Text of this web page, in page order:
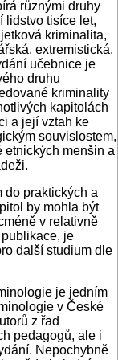
různými druhy
lidstvo tisíce let,
kriminalita,
extremistická,
učebnice je
druhu
kriminality
kapitolách
a její vztah ke
souvislostem,
etnických menšin a
do praktických a
by mohla být
v relativně
je
další studium dle
je jedním
v České
z řad
pedagogů, ale i
Nepochybně